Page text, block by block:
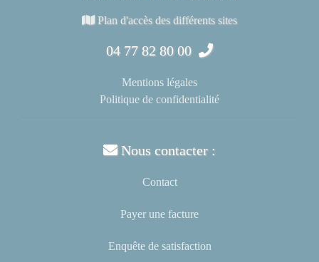
Plan d'accès des différents sites
04 77 82 80 00
Mentions légales
Politique de confidentialité
Nous contacter :
Contact
Payer une facture
Enquête de satisfaction